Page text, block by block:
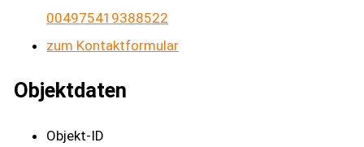
004975419388522
zum Kontaktformular
Objektdaten
Objekt-ID